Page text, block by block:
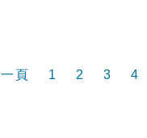
頁 1 2 3 4